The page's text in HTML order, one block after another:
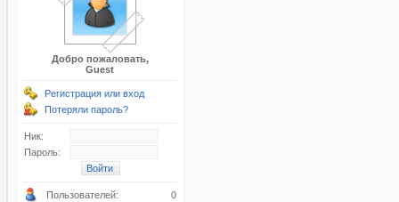
Добро пожаловать,
Guest
Регистрация или вход
Потеряли пароль?
Ник:
Пароль:
Пользователей:
0